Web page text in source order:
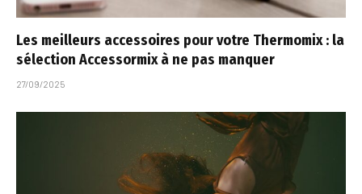
Les meilleurs accessoires pour votre Thermomix : la
sélection Accessormix à ne pas manquer
27/09/2025